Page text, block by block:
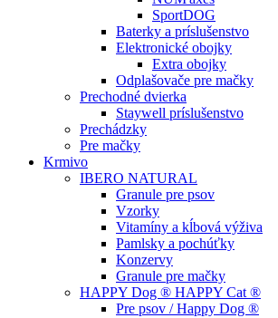
SportDOG
Baterky a príslušenstvo
Elektronické obojky
Extra obojky
Odplašovače pre mačky
Prechodné dvierka
Staywell príslušenstvo
Prechádzky
Pre mačky
Krmivo
IBERO NATURAL
Granule pre psov
Vzorky
Vitamíny a kĺbová výživa
Pamlsky a pochúťky
Konzervy
Granule pre mačky
HAPPY Dog ® HAPPY Cat ®
Pre psov / Happy Dog ®